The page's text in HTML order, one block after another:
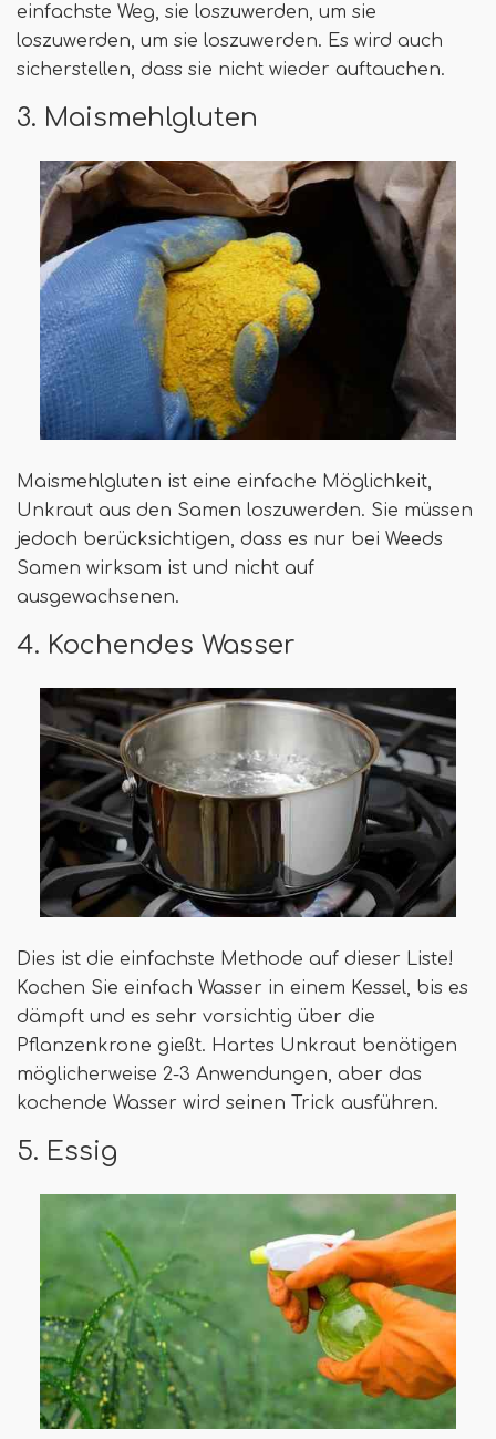
einfachste Weg, sie loszuwerden, um sie
loszuwerden, um sie loszuwerden. Es wird auch
sicherstellen, dass sie nicht wieder auftauchen.
3. Maismehlgluten
Maismehlgluten ist eine einfache Möglichkeit,
Unkraut aus den Samen loszuwerden. Sie müssen
jedoch berücksichtigen, dass es nur bei Weeds
Samen wirksam ist und nicht auf
ausgewachsenen.
4. Kochendes Wasser
Dies ist die einfachste Methode auf dieser Liste!
Kochen Sie einfach Wasser in einem Kessel, bis es
dämpft und es sehr vorsichtig über die
Pflanzenkrone gießt. Hartes Unkraut benötigen
möglicherweise 2-3 Anwendungen, aber das
kochende Wasser wird seinen Trick ausführen.
5. Essig